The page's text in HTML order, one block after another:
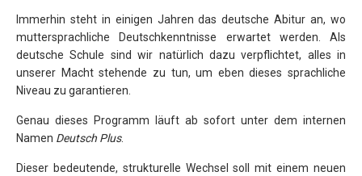
Immerhin steht in einigen Jahren das deutsche Abitur an, wo
muttersprachliche Deutschkenntnisse erwartet werden. Als
deutsche Schule sind wir natürlich dazu verpflichtet, alles in
unserer Macht stehende zu tun, um eben dieses sprachliche
Niveau zu garantieren.
Genau dieses Programm läuft ab sofort unter dem internen
Namen Deutsch Plus.
Dieser bedeutende, strukturelle Wechsel soll mit einem neuen